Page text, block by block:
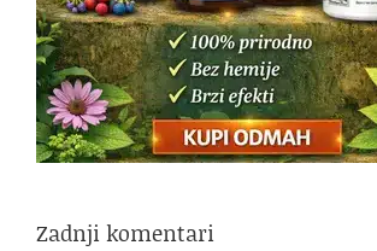
Zadnji komentari